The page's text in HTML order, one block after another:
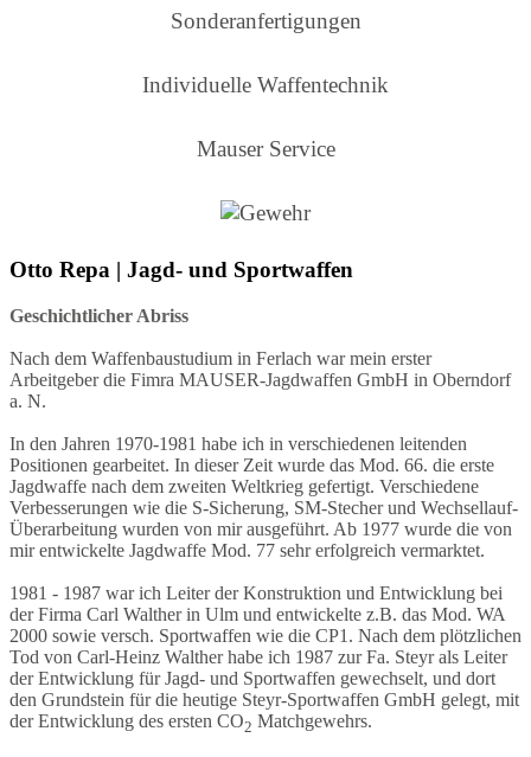
Sonderanfertigungen
Individuelle Waffentechnik
Mauser Service
Otto Repa | Jagd- und Sportwaffen
Geschichtlicher Abriss
Nach dem Waffenbaustudium in Ferlach war mein erster
Arbeitgeber die Fimra MAUSER-Jagdwaffen GmbH in Oberndorf
a. N.
In den Jahren 1970-1981 habe ich in verschiedenen leitenden
Positionen gearbeitet. In dieser Zeit wurde das Mod. 66. die erste
Jagdwaffe nach dem zweiten Weltkrieg gefertigt. Verschiedene
Verbesserungen wie die S-Sicherung, SM-Stecher und Wechsellauf-
Überarbeitung wurden von mir ausgeführt. Ab 1977 wurde die von
mir entwickelte Jagdwaffe Mod. 77 sehr erfolgreich vermarktet.
1981 - 1987 war ich Leiter der Konstruktion und Entwicklung bei
der Firma Carl Walther in Ulm und entwickelte z.B. das Mod. WA
2000 sowie versch. Sportwaffen wie die CP1. Nach dem plötzlichen
Tod von Carl-Heinz Walther habe ich 1987 zur Fa. Steyr als Leiter
der Entwicklung für Jagd- und Sportwaffen gewechselt, und dort
den Grundstein für die heutige Steyr-Sportwaffen GmbH gelegt, mit
der Entwicklung des ersten CO2 Matchgewehrs.